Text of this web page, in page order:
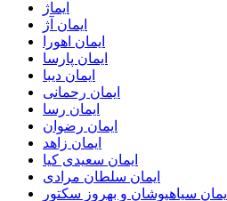
ایماژ
ایمان آژ
ایمان اهورا
ایمان پارسا
ایمان دیبا
ایمان رحمانی
ایمان رسا
ایمان رضوان
ایمان زاهد
ایمان سعیدی کیا
ایمان سلطان مرادی
ایمان سیاهپوشان و بهروز سکتور